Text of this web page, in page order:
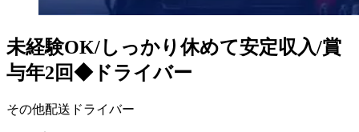
未経験OK/しっかり休めて安定収入/賞
与年2回◆ドライバー
その他配送ドライバー